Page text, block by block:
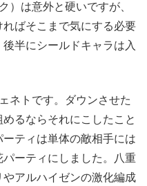
）は意外と硬いですが、
ばそこまで気にする必要
半にシールドキャラは入
ネトです。ダウンさせた
るならそれにこしたこと
ティは単体の敵相手には
ーティにしました。八重
アルハイゼンの激化編成